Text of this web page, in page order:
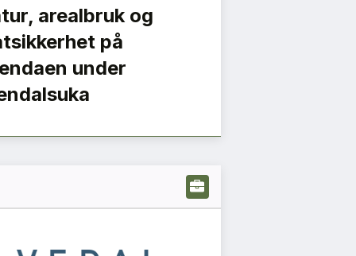
arealbruk og
på
under